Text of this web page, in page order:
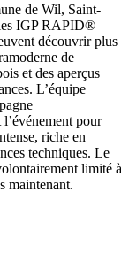
de Wil, Saint-
IGP RAPID®
découvrir plus
de
et des aperçus
L’équipe
pour
riche en
techniques. Le
limité à
maintenant.